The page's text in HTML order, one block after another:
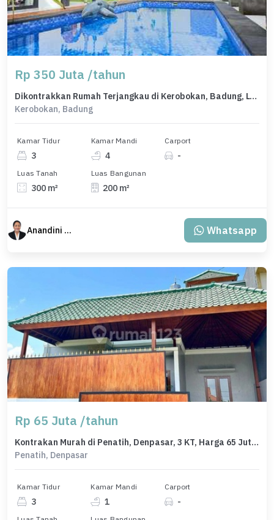
Rp 350 Juta /tahun
Dikontrakkan Rumah Terjangkau di Kerobokan, Badung, LT 300m²
Kerobokan, Badung
Kamar Tidur
3
Kamar Mandi
4
Carport
-
Luas Tanah
300 m²
Luas Bangunan
200 m²
Anandini Property Whatsapp
Rp 65 Juta /tahun
Kontrakan Murah di Penatih, Denpasar, 3 KT, Harga 65 Juta /tahun
Penatih, Denpasar
Kamar Tidur
3
Kamar Mandi
1
Carport
-